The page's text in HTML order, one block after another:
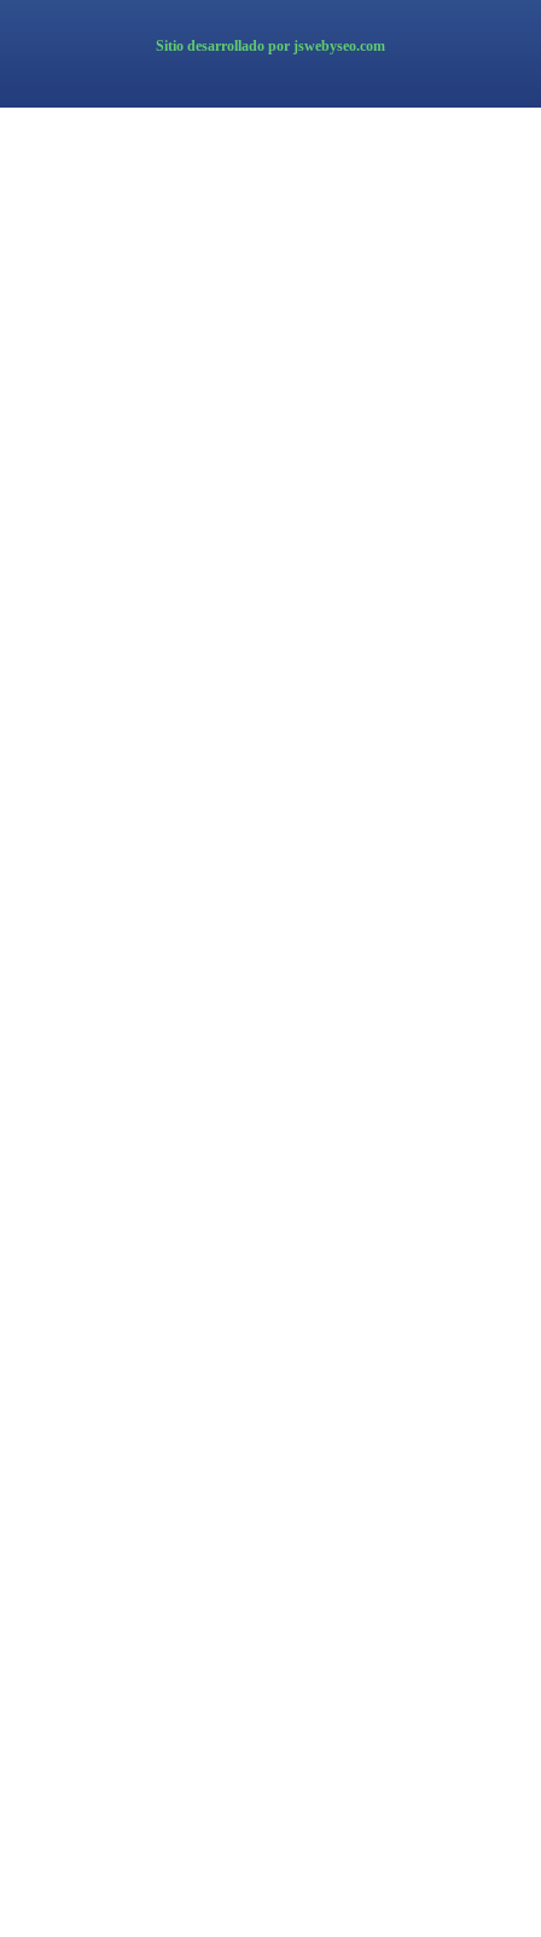
Sitio desarrollado por jswebyseo.com